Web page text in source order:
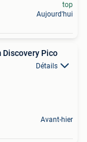
top
Aujourd'hui
Discovery Pico
Détails
Avant-hier